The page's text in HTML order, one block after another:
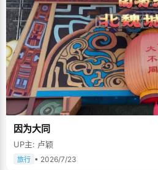
因为大同
UP主: 卢颖
旅行 • 2026/7/23